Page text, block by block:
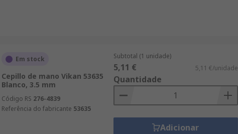
Em stock
Cepillo de mano Vikan 53635
Blanco, 3.5 mm
Código RS 276-4839
Referência do fabricante 53635
Subtotal (1 unidade)
5,11 € 5,11 €/unidade
Quantidade
Adicionar